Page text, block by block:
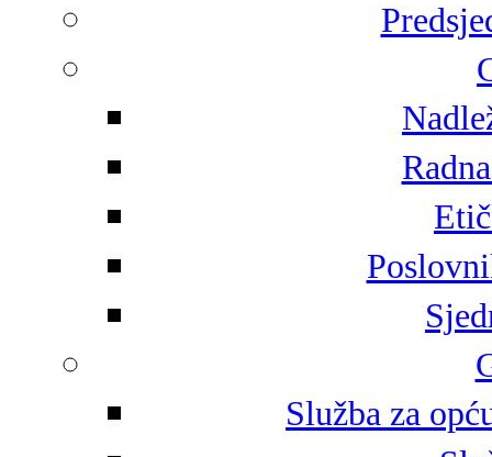
Služba za